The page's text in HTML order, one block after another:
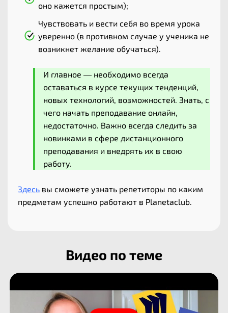
оно кажется простым);
Чувствовать и вести себя во время урока
уверенно (в противном случае у ученика не
возникнет желание обучаться).
И главное — необходимо всегда
оставаться в курсе текущих тенденций,
новых технологий, возможностей. Знать, с
чего начать преподавание онлайн,
недостаточно. Важно всегда следить за
новинками в сфере дистанционного
преподавания и внедрять их в свою
работу.
Здесь вы сможете узнать репетиторы по каким
предметам успешно работают в Planetaclub.
Видео по теме